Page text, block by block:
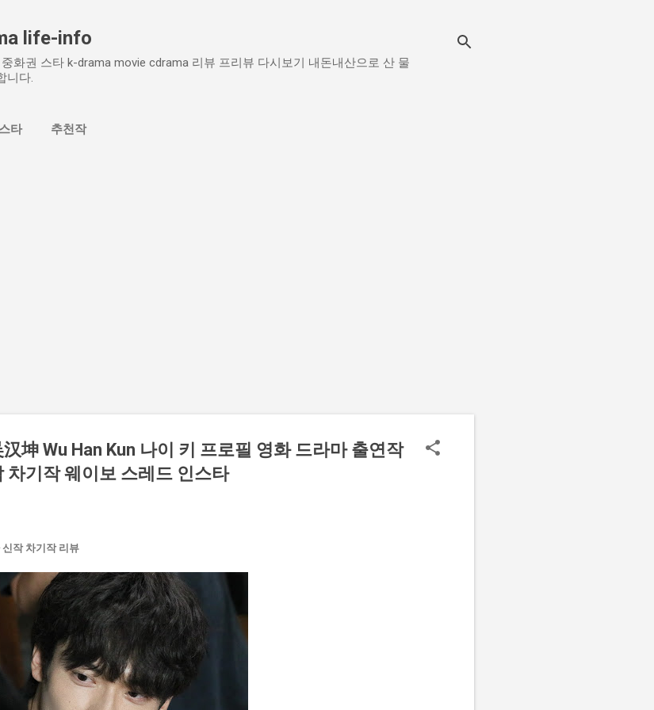
life-info
화권 스타 k-drama movie cdrama 리뷰 프리뷰 다시보기 내돈내산으로 산 물
니다.
스타 추천작
坤 Wu Han Kun 나이 키 프로필 영화 드라마 출연작
차기작 웨이보 스레드 인스타
작 차기작 리뷰